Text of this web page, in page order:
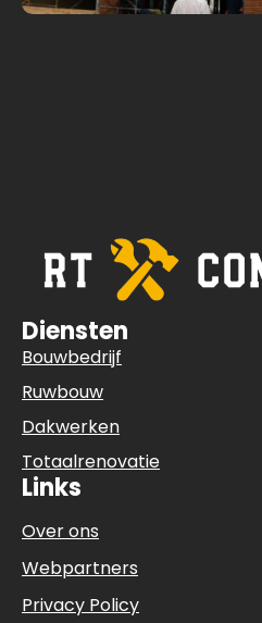
Diensten
Bouwbedrijf
Ruwbouw
Dakwerken
Totaalrenovatie
Links
Over ons
Webpartners
Privacy Policy